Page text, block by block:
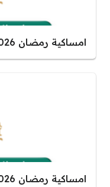
امساكية رمضان 2026 – 1447 الهفوف
امساكية رمضان 2026 – 1447 القطيف